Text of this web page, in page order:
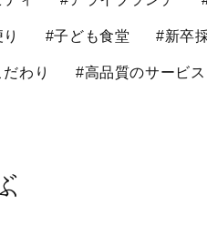
#子ども食堂 #新卒
わり #高品質のサービス